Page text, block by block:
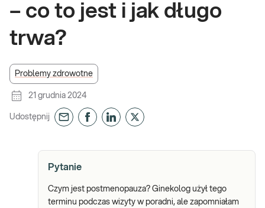
– co to jest i jak długo
trwa?
Problemy zdrowotne
21 grudnia 2024
Udostępnij
Pytanie
Czym jest postmenopauza? Ginekolog użył tego
terminu podczas wizyty w poradni, ale zapomniałam